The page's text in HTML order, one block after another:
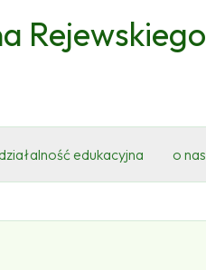
Rejewskiego
działalność edukacyjna o nas